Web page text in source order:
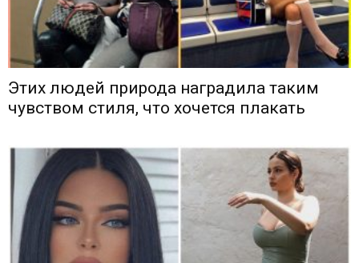
Этих людей природа наградила таким
чувством стиля, что хочется плакать